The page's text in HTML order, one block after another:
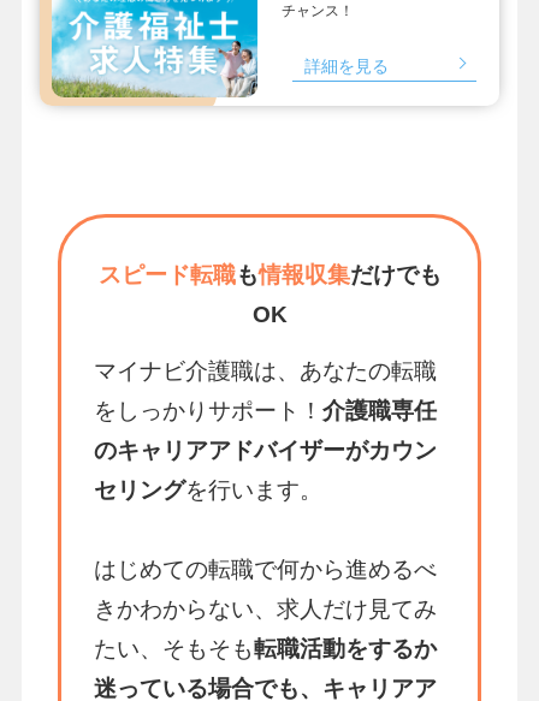
チャンス！
詳細を見る
スピード転職も情報収集だけでも
OK
マイナビ介護職は、あなたの転職
をしっかりサポート！ 介護職専任
のキャリアアドバイザーがカウン
セリングを行います。
はじめての転職で何から進めるべ
きかわからない、求人だけ見てみ
たい、そもそも転職活動をするか
迷っている場合でも、キャリアア